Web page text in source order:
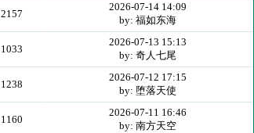
2157
2026-07-14 14:09
by: 福如东海
1033
2026-07-13 15:13
by: 奇人七尾
1238
2026-07-12 17:15
by: 堕落天使
1160
2026-07-11 16:46
by: 南方天空